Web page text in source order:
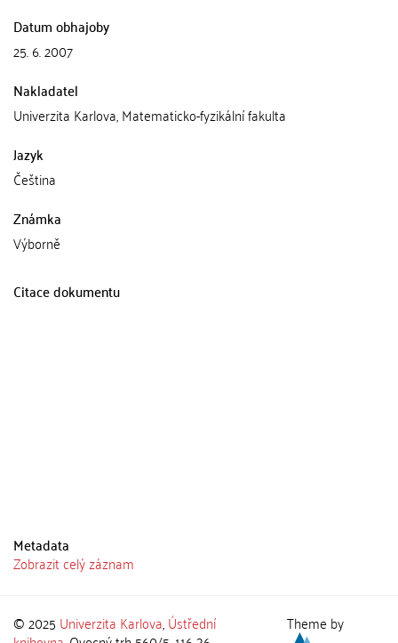
Datum obhajoby
25. 6. 2007
Nakladatel
Univerzita Karlova, Matematicko-fyzikální fakulta
Jazyk
Čeština
Známka
Výborně
Citace dokumentu
Metadata
Zobrazit celý záznam
© 2025 Univerzita Karlova,Ústřední Theme by